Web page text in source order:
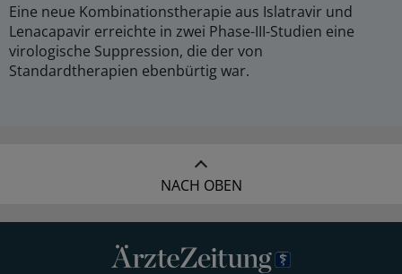
Eine neue Kombinationstherapie aus Islatravir und
Lenacapavir erreichte in zwei Phase-III-Studien eine
virologische Suppression, die der von
Standardtherapien ebenbürtig war.
NACH OBEN